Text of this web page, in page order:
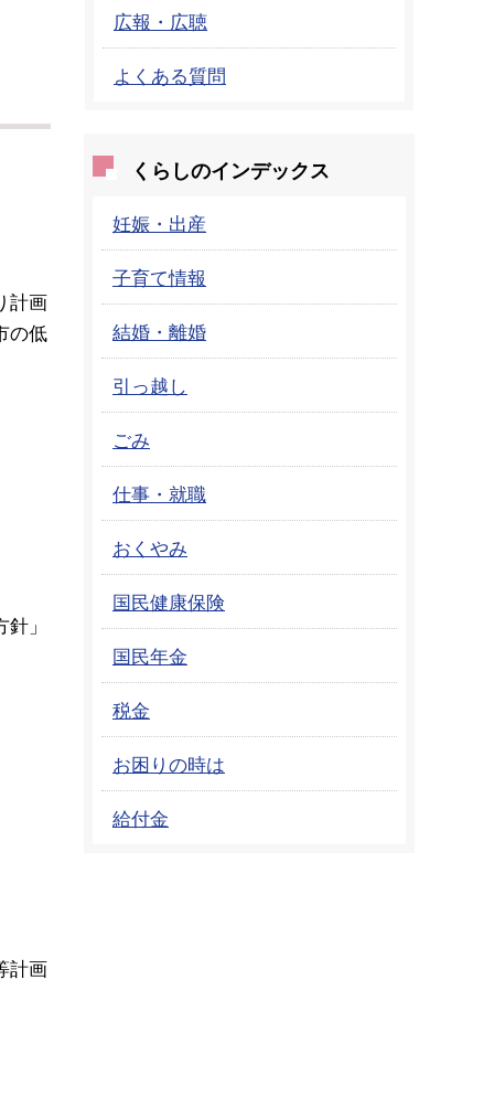
計画
の低
」
計画
広報・広聴
よくある質問
くらしのインデックス
妊娠・出産
子育て情報
結婚・離婚
引っ越し
ごみ
仕事・就職
おくやみ
国民健康保険
国民年金
税金
お困りの時は
給付金